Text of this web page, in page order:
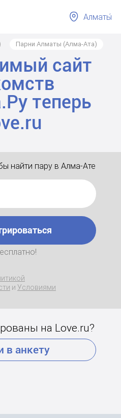
Парни Алматы (Алма-Ата)
Алматы́
сайт
теперь
найти пару в Алма-Ате
и Условиями
на Love.ru?
в анкету